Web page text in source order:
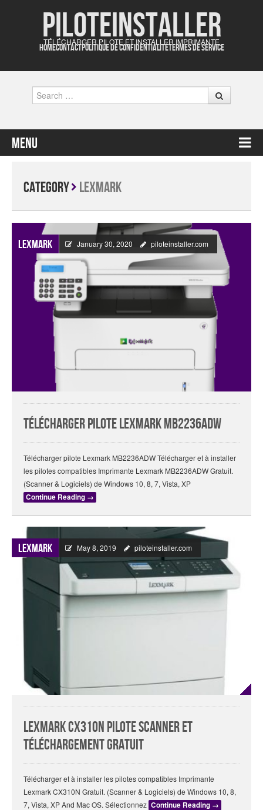
Piloteinstaller
TÉLÉCHARGER PILOTE ET INSTALLER IMPRIMANTE
HOMECONTACTPOLITIQUE DE CONFIDENTIALITÉTERMES DE SERVICE
Search
Menu
Category Lexmark
Lexmark January 30, 2020 piloteinstaller.com
Télécharger pilote Lexmark MB2236ADW
Télécharger pilote Lexmark MB2236ADW Télécharger et à installer
les pilotes compatibles Imprimante Lexmark MB2236ADW Gratuit.
(Scanner & Logiciels) de Windows 10, 8, 7, Vista, XP
Continue Reading →
Lexmark May 8, 2019 piloteinstaller.com
Lexmark CX310N Pilote Scanner Et
Téléchargement Gratuit
Télécharger et à installer les pilotes compatibles Imprimante
Lexmark CX310N Gratuit. (Scanner & Logiciels) de Windows 10, 8,
7, Vista, XP And Mac OS. Sélectionnez Continue Reading →